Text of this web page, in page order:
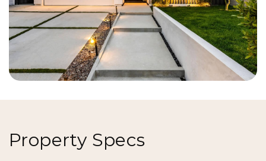
Property Specs